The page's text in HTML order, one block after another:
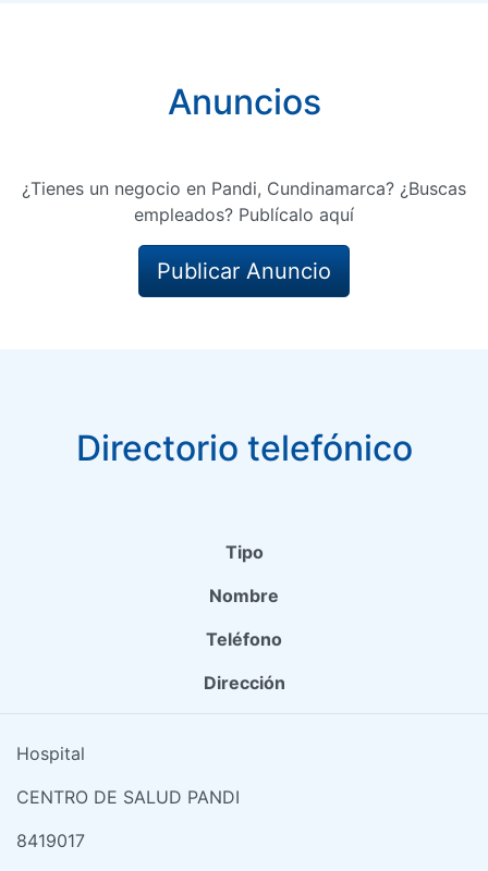
Anuncios
¿Tienes un negocio en Pandi, Cundinamarca? ¿Buscas
empleados? Publícalo aquí
Publicar Anuncio
Directorio telefónico
Tipo
Nombre
Teléfono
Dirección
Hospital
CENTRO DE SALUD PANDI
8419017